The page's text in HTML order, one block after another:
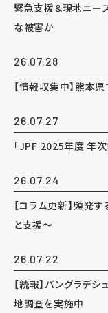
緊急支援＆現地ニー
な被害か
26.07.28
【情報収集中】熊本
26.07.27
「JPF 2025年度 年
26.07.24
【コラム更新】頻発
と支援～
26.07.22
【続報】バングラデ
地調査を実施中